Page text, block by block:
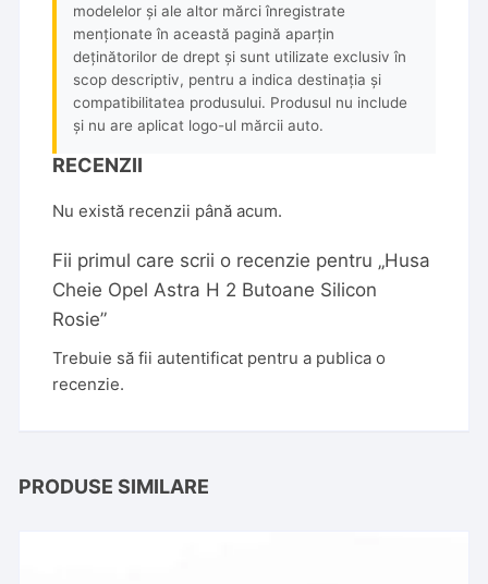
modelelor și ale altor mărci înregistrate
menționate în această pagină aparțin
deținătorilor de drept și sunt utilizate exclusiv în
scop descriptiv, pentru a indica destinația și
compatibilitatea produsului. Produsul nu include
și nu are aplicat logo-ul mărcii auto.
RECENZII
Nu există recenzii până acum.
Fii primul care scrii o recenzie pentru „Husa
Cheie Opel Astra H 2 Butoane Silicon
Rosie”
Trebuie să fiiautentificat pentru a publica o
recenzie.
PRODUSE SIMILARE